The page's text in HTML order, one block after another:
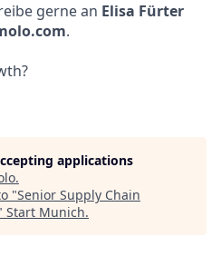
gerne an Elisa Fürter
.
applications
.
"Senior Supply Chain
Start Munich.